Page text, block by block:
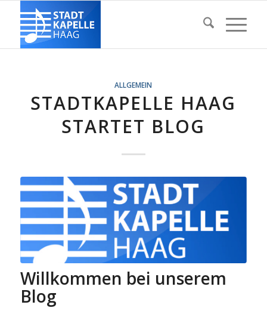
ALLGEMEIN
STADTKAPELLE HAAG
STARTET BLOG
Willkommen bei unserem
Blog